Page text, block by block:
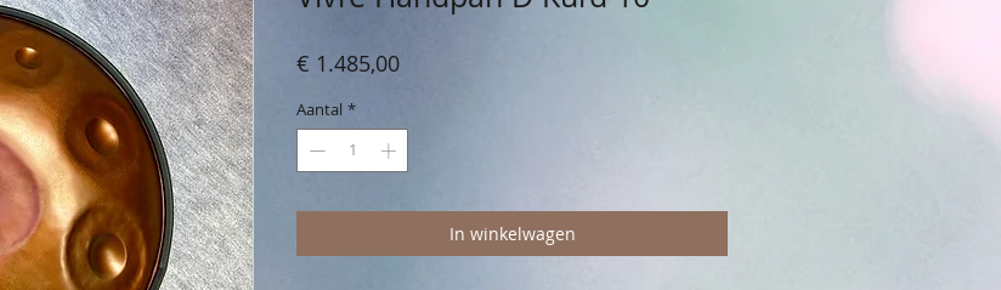
€ 1.485,00Prijs
Aantal *
In winkelwagen